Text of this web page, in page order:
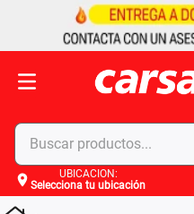
Buscar productos...
UBICACIÓN:
Selecciona tu ubicación
Términos más